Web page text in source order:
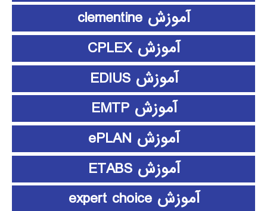
آموزش clementine
آموزش CPLEX
آموزش EDIUS
آموزش EMTP
آموزش ePLAN
آموزش ETABS
آموزش expert choice